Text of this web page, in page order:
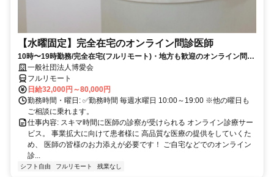
【水曜固定】完全在宅のオンライン問診医師
10時〜19時勤務/完全在宅(フルリモート)・地方も歓迎のオンライン問診
業務一般社団法人博愛会
フルリモート
日給32,000円～80,000円
勤務時間・曜日: ✅勤務時間 毎週水曜日 10:00～19:00 ※他の曜日も
ご相談に乗れます。
仕事内容: スキマ時間に医師の診察が受けられる オンライン診療サー
ビス。 事業拡大に向けて患者様に 高品質な医療の提供をしていくた
め、 医師の皆様のお力添えが必要です！ ご自宅などでのオンライン
診...
シフト自由 フルリモート 残業なし